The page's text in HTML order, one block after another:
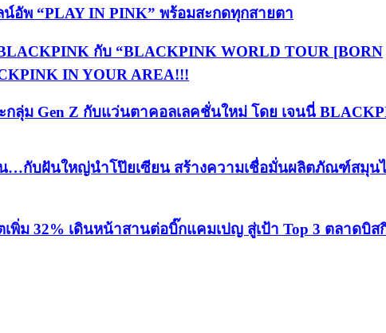
อัพ “PLAY IN PINK” พร้อมสะกดทุกสายตา
กับ “BLACKPINK WORLD TOUR [BORN
IN YOUR AREA!!!
ะกลุ่ม Gen Z กับแว่นตาคอลเลคชั่นใหม่ โดย เจนนี่
…กับฝันใหญ่นำโป๊ยเซียน สร้างความเชื่อมั่นผลิตภัณฑ์สมุน
ม 32% เดินหน้าสานต่อบิ๊กแคมเปญ สู่เป้า Top 3 ตลาดบิส